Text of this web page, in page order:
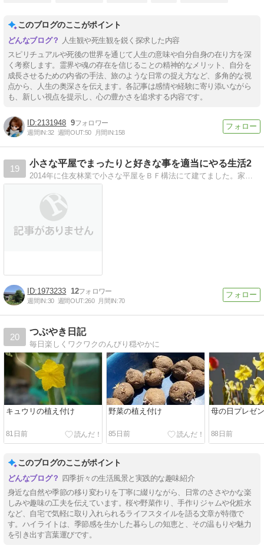
このブログのここがポイント
人生観や死生観を鋭く探求した内容
スピリチュアルや死後の世界を通じて人生の意味や自分自身の在り方を深
く考察します。霊界や魂の存在を信じることの精神的なメリット、自分を
成長させるための内省の手法、旅のような日常の捉え方など、多角的な視
点から、人生の奥深さを伝えます。各記事は感情や経験に寄り添いながら
も、新しい視点を提示し、心の豊かさを追求する内容です。
2131948 9
週間IN:32 週間OUT:50 月間IN:158
19
小さな平屋でまったりと好きな事を適当にやる生活2
1973233 12
週間IN:30 週間OUT:260 月間IN:70
20
つぶやき日記
毎日楽しくワクワクのんびり穏やかに
キュウリの植え付け
81日前
野菜の植え付け
85日前
母の日プレゼ
88日前
このブログのここがポイント
四季折々の生活風景と実践的な趣味紹介
身近な自然や季節の移り変わりを丁寧に綴りながら、日常のささやかな楽
しみや趣味の工夫を伝えています。桜や野菜作り、手作りジャムや化粧水
など、自宅で気軽に取り入れられるライフスタイルを語る文章が特徴で
す。ハイライトは、季節感を生かした暮らしの知恵と、その温もりや魅力
を引き出す言葉運びです。